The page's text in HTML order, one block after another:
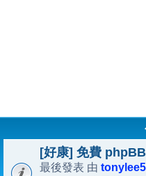
[好康] 免費
最後發表 由